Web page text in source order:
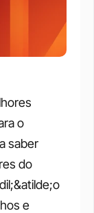
o
saber
do
e